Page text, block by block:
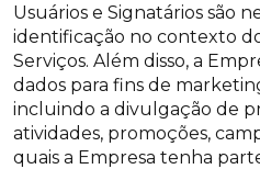
Usuários e Signatários são
identificação no contexto
Serviços. Além disso, a
dados para fins de
incluindo a divulgação de
atividades, promoções,
quais a Empresa tenha